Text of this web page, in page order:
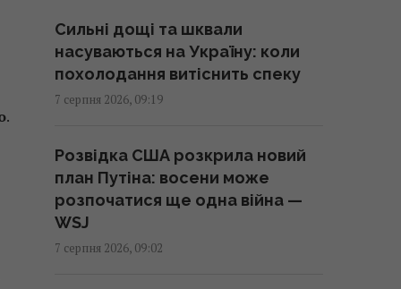
.
Генсек ООН засудив масовані
удари по Україні, але назвав
ескалацією атаки в тил Росії
Вікно часу: вчені зробили
прорив у лікування
найагресивнішого раку мозку
09:30 п'ятниця, 07 серпня 2026
Сильні дощі та шквали
насуваються на Україну: коли
похолодання витіснить спеку
7 серпня 2026, 09:19
Розвідка США розкрила новий
план Путіна: восени може
розпочатися ще одна війна —
WSJ
7 серпня 2026, 09:02